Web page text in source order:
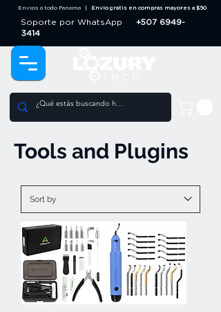
Envios a todo Panama | Envio gratis en compras mayores a $50
Soporte por WhatsApp
+507 6949-
3414
Tools and Plugins